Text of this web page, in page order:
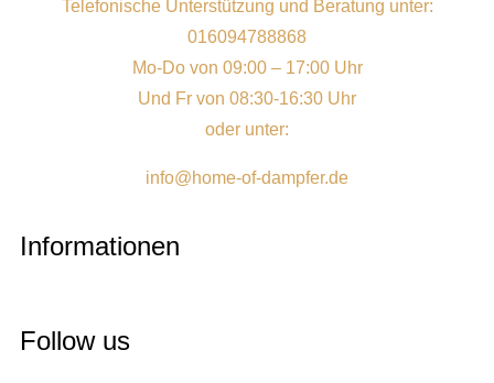
Telefonische Unterstützung und Beratung unter:
016094788868
Mo-Do von 09:00 – 17:00 Uhr
Und Fr von 08:30-16:30 Uhr
oder unter:
info@home-of-dampfer.de
Informationen
Follow us